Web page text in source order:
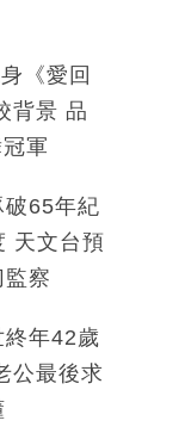
《愛回
背景 品
軍
65年紀
天文台預
察
終年42歲
公最後求